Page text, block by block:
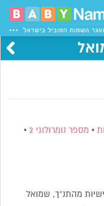
• מספר נומרולוגי 2 •
מהתנ”ך, שמואל